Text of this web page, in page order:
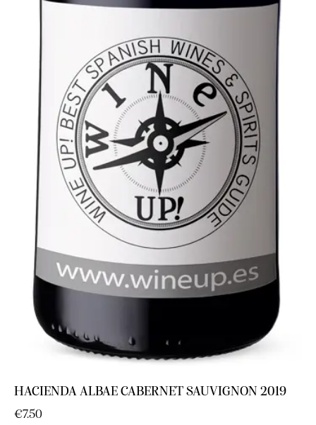
HACIENDA ALBAE CABERNET SAUVIGNON 2019
€7.50